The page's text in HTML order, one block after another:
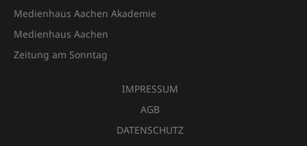
Medienhaus Aachen Akademie
Medienhaus Aachen
Zeitung am Sonntag
IMPRESSUM
AGB
DATENSCHUTZ